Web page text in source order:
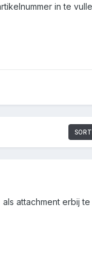
in te
attachment erbij